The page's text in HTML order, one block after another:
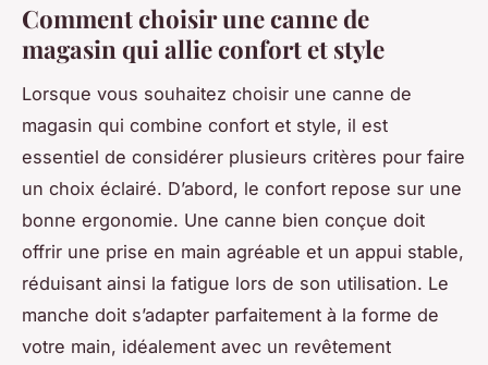
Comment choisir une canne de
magasin qui allie confort et style
Lorsque vous souhaitez choisir une canne de
magasin qui combine confort et style, il est
essentiel de considérer plusieurs critères pour faire
un choix éclairé. D’abord, le confort repose sur une
bonne ergonomie. Une canne bien conçue doit
offrir une prise en main agréable et un appui stable,
réduisant ainsi la fatigue lors de son utilisation. Le
manche doit s’adapter parfaitement à la forme de
votre main, idéalement avec un revêtement